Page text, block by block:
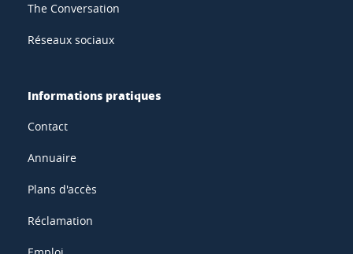
The Conversation
Réseaux sociaux
Informations pratiques
Contact
Annuaire
Plans d'accès
Réclamation